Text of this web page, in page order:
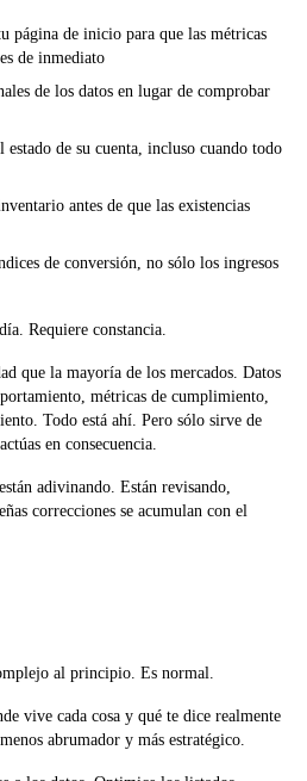
página de inicio para que las métricas
de inmediato
de los datos en lugar de comprobar
estado de su cuenta, incluso cuando todo
antes de que las existencias
de conversión, no sólo los ingresos
Requiere constancia.
que la mayoría de los mercados. Datos
métricas de cumplimiento,
Todo está ahí. Pero sólo sirve de
en consecuencia.
adivinando. Están revisando,
correcciones se acumulan con el
al principio. Es normal.
vive cada cosa y qué te dice realmente
abrumador y más estratégico.